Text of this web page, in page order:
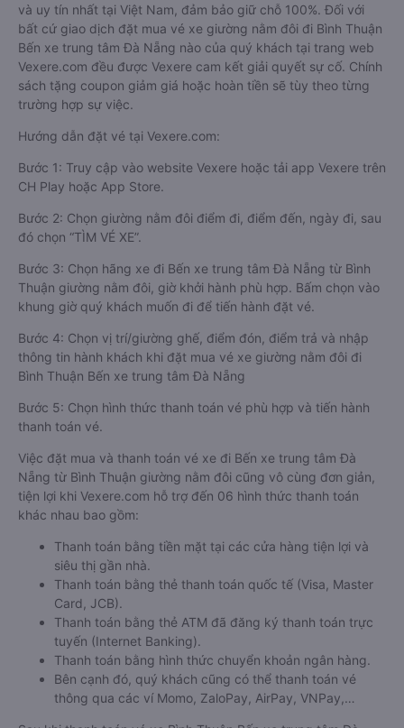
và uy tín nhất tại Việt Nam, đảm bảo giữ chỗ 100%. Đối với
bất cứ giao dịch đặt mua vé xe giường nằm đôi đi Bình Thuận
Bến xe trung tâm Đà Nẵng nào của quý khách tại trang web
Vexere.com đều được Vexere cam kết giải quyết sự cố. Chính
sách tặng coupon giảm giá hoặc hoàn tiền sẽ tùy theo từng
trường hợp sự việc.
Hướng dẫn đặt vé tại Vexere.com:
Bước 1: Truy cập vào website Vexere hoặc tải app Vexere trên
CH Play hoặc App Store.
Bước 2: Chọn giường nằm đôi điểm đi, điểm đến, ngày đi, sau
đó chọn “TÌM VÉ XE”.
Bước 3: Chọn hãng xe đi Bến xe trung tâm Đà Nẵng từ Bình
Thuận giường nằm đôi, giờ khởi hành phù hợp. Bấm chọn vào
khung giờ quý khách muốn đi để tiến hành đặt vé.
Bước 4: Chọn vị trí/giường ghế, điểm đón, điểm trả và nhập
thông tin hành khách khi đặt mua vé xe giường nằm đôi đi
Bình Thuận Bến xe trung tâm Đà Nẵng
Bước 5: Chọn hình thức thanh toán vé phù hợp và tiến hành
thanh toán vé.
Việc đặt mua và thanh toán vé xe đi Bến xe trung tâm Đà
Nẵng từ Bình Thuận giường nằm đôi cũng vô cùng đơn giản,
tiện lợi khi Vexere.com hỗ trợ đến 06 hình thức thanh toán
khác nhau bao gồm:
Thanh toán bằng tiền mặt tại các cửa hàng tiện lợi và
siêu thị gần nhà.
Thanh toán bằng thẻ thanh toán quốc tế (Visa, Master
Card, JCB).
Thanh toán bằng thẻ ATM đã đăng ký thanh toán trực
tuyến (Internet Banking).
Thanh toán bằng hình thức chuyển khoản ngân hàng.
Bên cạnh đó, quý khách cũng có thể thanh toán vé
thông qua các ví Momo, ZaloPay, AirPay, VNPay,…